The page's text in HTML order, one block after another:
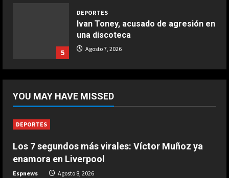
5
COCINA
Ternera guisada con senderuelas
5
DEPORTES
Ivan Toney, acusado de agresión en
una discoteca
Agosto 7, 2026
seleccionador de Bélgica, sobre
Courtois
DEPORTES
Los 7 segundos más virales: Víctor
Muñoz ya enamora en Liverpool
YOU MAY HAVE MISSED
DEPORTES
Los 7 segundos más virales: Víctor Muñoz ya
enamora en Liverpool
Espnews Agosto 8, 2026